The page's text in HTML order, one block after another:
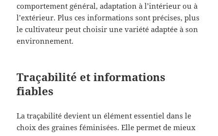
comportement général, adaptation à l’intérieur ou à
l’extérieur. Plus ces informations sont précises, plus
le cultivateur peut choisir une variété adaptée à son
environnement.
Traçabilité et informations
fiables
La traçabilité devient un élément essentiel dans le
choix des graines féminisées. Elle permet de mieux